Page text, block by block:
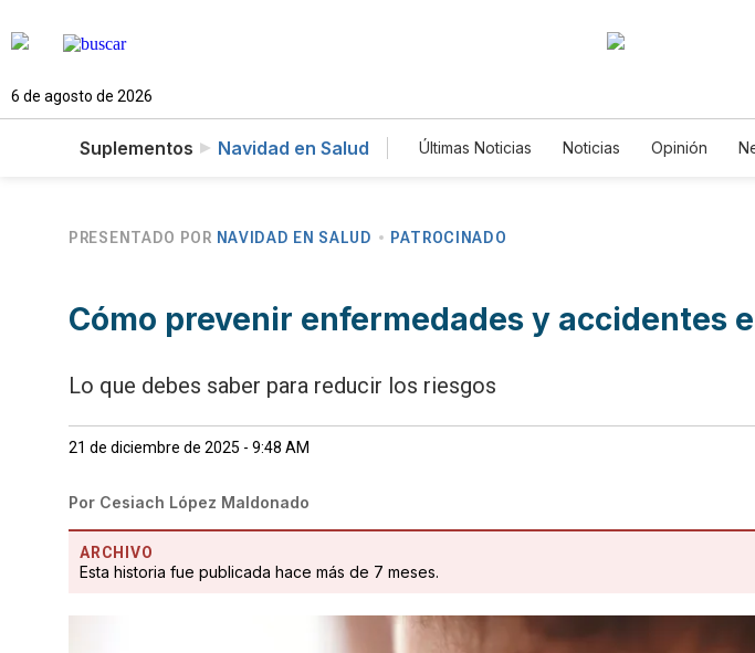
6 de agosto de 2026
Suplementos Navidad en Salud Últimas Noticias Noticias Opinión
PRESENTADO POR NAVIDAD EN SALUD PATROCINADO
Cómo prevenir enfermedades y accidentes
Lo que debes saber para reducir los riesgos
21 de diciembre de 2025 - 9:48 AM
Por Cesiach López Maldonado
ARCHIVO
Esta historia fue publicada hace más de 7 meses.